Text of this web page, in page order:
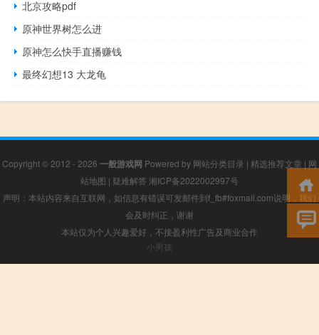
北京攻略pdf
原神世界树怎么进
原神怎么快手直播赚钱
最终幻想13 大龙龟
Copyright © 2012 - 2026 一般游戏网 Powered by 网站分类目录 | 精选推荐文章 | 网
站地图 | 疑难解答 湘ICP备2022002997号
声明：本站内容来自互联网，如信息有错误可发邮件到f_fb#foxmail.com说明，我们
会及时纠正，谢谢
本站仅为个人兴趣爱好，不接盈利性广告及商业合作
小男孩